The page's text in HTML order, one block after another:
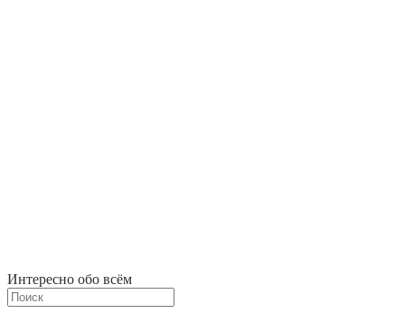
Интересно обо всём